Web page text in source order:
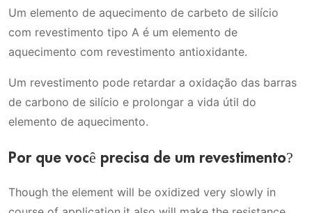
Quais são os revestimentos comuns
para elementos de aquecimento de
A vantagem do elemento de aquecimento de
carbeto de silício com revestimento tipo A
Um elemento de aquecimento de carbeto de silício
com revestimento tipo A é um elemento de
aquecimento com revestimento antioxidante.
Um revestimento pode retardar a oxidação das barras
de carbono de silício e prolongar a vida útil do
elemento de aquecimento.
Por que você precisa de um revestimento?
Though the element will be oxidized very slowly in